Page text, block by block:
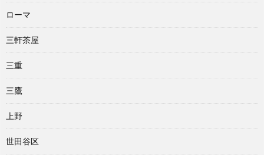
ローマ
三軒茶屋
三重
三鷹
上野
世田谷区